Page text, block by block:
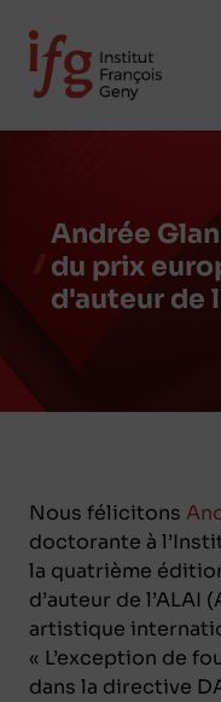
contenu
Andrée
du prix
d'auteur de
Nous félicitons
doctorante à
la quatrième
d’auteur de
artistique
« L’exception de
dans la directive